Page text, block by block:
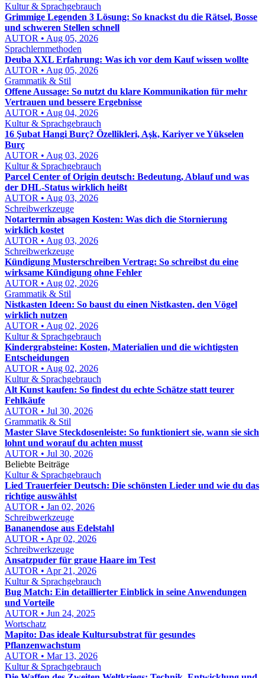
Kultur & Sprachgebrauch
Grimmige Legenden 3 Lösung: So knackst du die Rätsel, Bosse
und schweren Stellen schnell
AUTOR • Aug 05, 2026
Sprachlernmethoden
Deuba XXL Erfahrung: Was ich vor dem Kauf wissen wollte
AUTOR • Aug 05, 2026
Grammatik & Stil
Offene Aussage: So nutzt du klare Kommunikation für mehr
Vertrauen und bessere Ergebnisse
AUTOR • Aug 04, 2026
Kultur & Sprachgebrauch
16 Şubat Hangi Burç? Özellikleri, Aşk, Kariyer ve Yükselen
Burç
AUTOR • Aug 03, 2026
Kultur & Sprachgebrauch
Parcel Center of Origin deutsch: Bedeutung, Ablauf und was
der DHL-Status wirklich heißt
AUTOR • Aug 03, 2026
Schreibwerkzeuge
Notartermin absagen Kosten: Was dich die Stornierung
wirklich kostet
AUTOR • Aug 03, 2026
Schreibwerkzeuge
Kündigung Musterschreiben Vertrag: So schreibst du eine
wirksame Kündigung ohne Fehler
AUTOR • Aug 02, 2026
Grammatik & Stil
Nistkasten Ideen: So baust du einen Nistkasten, den Vögel
wirklich nutzen
AUTOR • Aug 02, 2026
Kultur & Sprachgebrauch
Kindergrabsteine: Kosten, Materialien und die wichtigsten
Entscheidungen
AUTOR • Aug 02, 2026
Kultur & Sprachgebrauch
Alt Kunst kaufen: So findest du echte Schätze statt teurer
Fehlkäufe
AUTOR • Jul 30, 2026
Grammatik & Stil
Master Slave Steckdosenleiste: So funktioniert sie, wann sie sich
lohnt und worauf du achten musst
AUTOR • Jul 30, 2026
Beliebte Beiträge
Kultur & Sprachgebrauch
Lied Trauerfeier Deutsch: Die schönsten Lieder und wie du das
richtige auswählst
AUTOR • Jan 02, 2026
Schreibwerkzeuge
Bananendose aus Edelstahl
AUTOR • Apr 02, 2026
Schreibwerkzeuge
Ansatzpuder für graue Haare im Test
AUTOR • Apr 21, 2026
Kultur & Sprachgebrauch
Bug Match: Ein detaillierter Einblick in seine Anwendungen
und Vorteile
AUTOR • Jun 24, 2025
Wortschatz
Mapito: Das ideale Kultursubstrat für gesundes
Pflanzenwachstum
AUTOR • Mar 13, 2026
Kultur & Sprachgebrauch